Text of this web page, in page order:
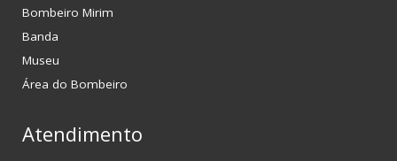
Bombeiro Mirim
Banda
Museu
Área do Bombeiro
Atendimento